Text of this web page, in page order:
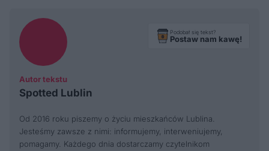
Autor tekstu
Spotted Lublin
Podobał się tekst?
Postaw nam kawę!
Od 2016 roku piszemy o życiu mieszkańców Lublina.
Jesteśmy zawsze z nimi: informujemy, interweniujemy,
pomagamy. Każdego dnia dostarczamy czytelnikom